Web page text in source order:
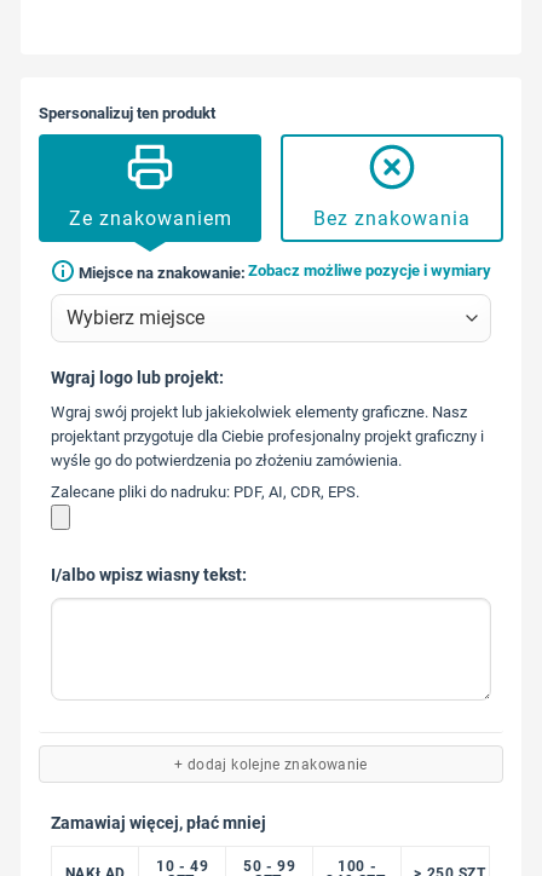
Spersonalizuj ten produkt
Ze znakowaniem Bez znakowania
Miejsce na znakowanie: Zobacz możliwe pozycje i wymiary
573 568
217
Wgraj logo lub projekt:
Wgraj swój projekt lub jakiekolwiek elementy graficzne. Nasz
projektant przygotuje dla Ciebie profesjonalny projekt graficzny i
wyśle go do potwierdzenia po złożeniu zamówienia.
Zalecane pliki do nadruku: PDF, AI, CDR, EPS.
I/albo wpisz wiasny tekst:
+ dodaj kolejne znakowanie
Zamawiaj więcej, płać mniej
10 - 49
50 - 99
100 -